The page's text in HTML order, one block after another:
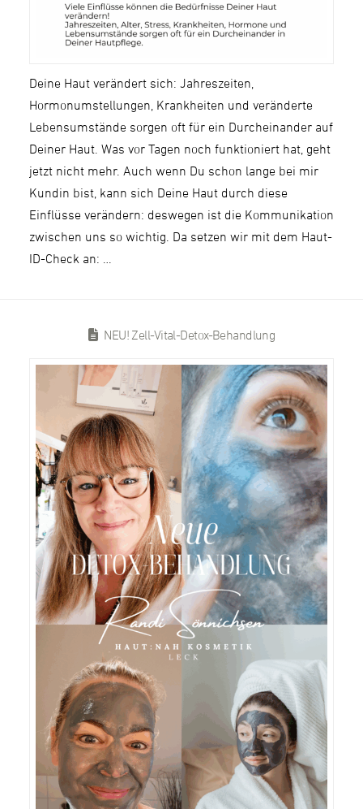
Deine Haut verändert sich: Jahreszeiten,
Hormonumstellungen, Krankheiten und veränderte
Lebensumstände sorgen oft für ein Durcheinander auf
Deiner Haut. Was vor Tagen noch funktioniert hat, geht
jetzt nicht mehr. Auch wenn Du schon lange bei mir
Kundin bist, kann sich Deine Haut durch diese
Einflüsse verändern: deswegen ist die Kommunikation
zwischen uns so wichtig. Da setzen wir mit dem Haut-
ID-Check an: …
NEU! Zell-Vital-Detox-Behandlung